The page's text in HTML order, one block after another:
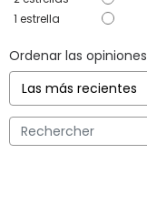
1 estrella
Ordenar las opiniones